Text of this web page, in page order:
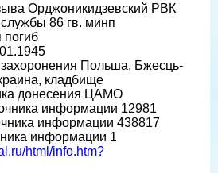
Орджоникидзевский РВК
86 гв. минп
Польша, Бжесць-
кладбище
донесения ЦАМО
информации 12981
информации 438817
информации 1
html/info.htm?